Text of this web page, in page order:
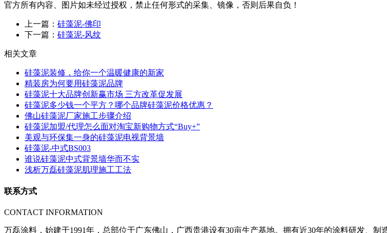
官方所有内容、图片如未经过授权，禁止任何形式的采集、镜像，否则后果自负！
上一篇： 硅藻泥-佛印
下一篇： 硅藻泥-风纹
相关文章
硅藻泥装修，给你一个温暖健康的新家
精装房为何要用硅藻泥品牌
硅藻泥十大品牌创新赢市场 三方改革促发展
硅藻泥多少钱一个平方？哪个品牌硅藻泥价格优惠？
佛山硅藻泥厂家施工步骤介绍
硅藻泥加盟/代理怎么面对淘宝新购物方式“Buy+”
美观与环保集一身的硅藻泥电视背景墙
硅藻泥-中式BS003
谁说硅藻泥中式背景墙华而不实
浅析万磊硅藻泥肌理施工工法
联系方式
CONTACT INFORMATION
万磊涂料，始建于1991年，总部位于广东佛山，广西贵港设有30亩生产基地。拥有近30年的涂料研发、